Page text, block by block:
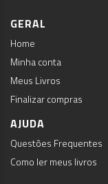
GERAL
Home
Minha conta
Meus Livros
Finalizar compras
AJUDA
Questões Frequentes
Como ler meus livros